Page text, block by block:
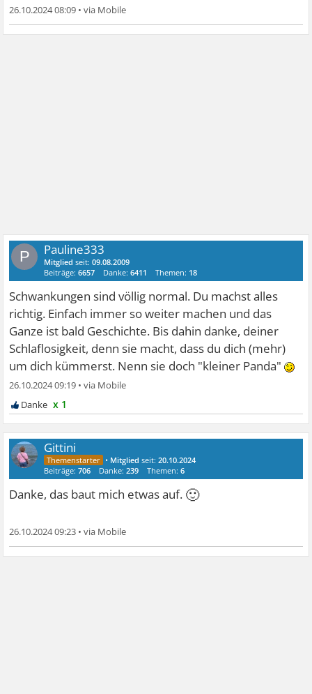
26.10.2024 08:09 •
P Pauline333
Mitglied seit:09.08.2009
Beiträge:6657 Danke:6411 Themen: 18
Schwankungen sind völlig normal. Du machst alles
richtig. Einfach immer so weiter machen und das
Ganze ist bald Geschichte. Bis dahin danke, deiner
Schlaflosigkeit, denn sie macht, dass du dich (mehr)
um dich kümmerst. Nenn sie doch "kleiner Panda"
26.10.2024 09:19 •
x 1
Gittini
• Mitglied seit:20.10.2024
Beiträge:706 Danke:239 Themen:6
Danke, das baut mich etwas auf. 🙂
26.10.2024 09:23 •